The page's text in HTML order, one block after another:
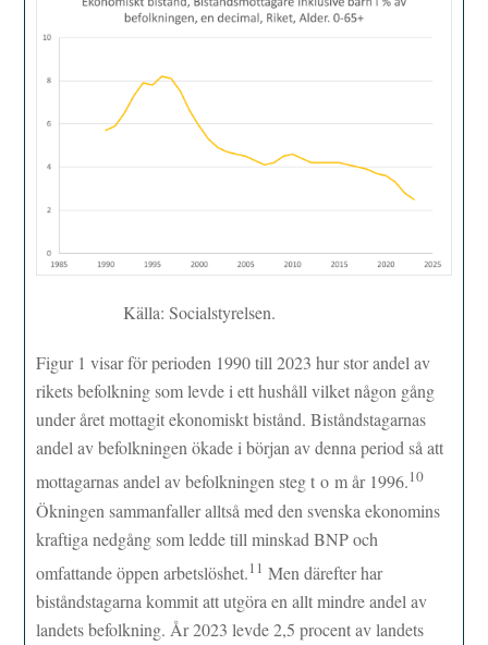
Källa: Socialstyrelsen.
Figur 1 visar för perioden 1990 till 2023 hur stor andel av
rikets befolkning som levde i ett hushåll vilket någon gång
under året mottagit ekonomiskt bistånd. Biståndstagarnas
andel av befolkningen ökade i början av denna period så att
mottagarnas andel av befolkningen steg t o m år 1996.10
Ökningen sammanfaller alltså med den svenska ekonomins
kraftiga nedgång som ledde till minskad BNP och
omfattande öppen arbetslöshet.11 Men därefter har
biståndstagarna kommit att utgöra en allt mindre andel av
landets befolkning. År 2023 levde 2,5 procent av landets